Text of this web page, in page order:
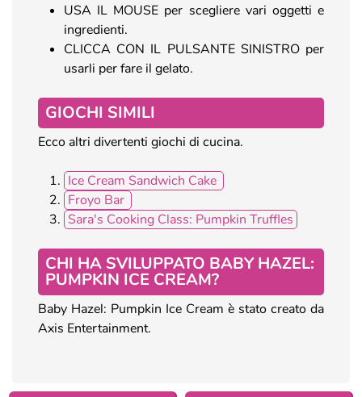
USA IL MOUSE per scegliere vari oggetti e
ingredienti.
CLICCA CON IL PULSANTE SINISTRO per
usarli per fare il gelato.
GIOCHI SIMILI
Ecco altri divertenti giochi di cucina.
Ice Cream Sandwich Cake
Froyo Bar
Sara's Cooking Class: Pumpkin Truffles
CHI HA SVILUPPATO BABY HAZEL:
PUMPKIN ICE CREAM?
Baby Hazel: Pumpkin Ice Cream è stato creato da
Axis Entertainment.